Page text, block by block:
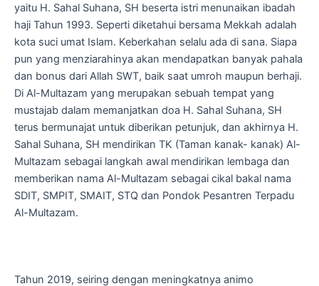
yaitu H. Sahal Suhana, SH beserta istri menunaikan ibadah
haji Tahun 1993. Seperti diketahui bersama Mekkah adalah
kota suci umat Islam. Keberkahan selalu ada di sana. Siapa
pun yang menziarahinya akan mendapatkan banyak pahala
dan bonus dari Allah SWT, baik saat umroh maupun berhaji.
Di Al-Multazam yang merupakan sebuah tempat yang
mustajab dalam memanjatkan doa H. Sahal Suhana, SH
terus bermunajat untuk diberikan petunjuk, dan akhirnya H.
Sahal Suhana, SH mendirikan TK (Taman kanak- kanak) Al-
Multazam sebagai langkah awal mendirikan lembaga dan
memberikan nama Al-Multazam sebagai cikal bakal nama
SDIT, SMPIT, SMAIT, STQ dan Pondok Pesantren Terpadu
Al-Multazam.
Tahun 2019, seiring dengan meningkatnya animo